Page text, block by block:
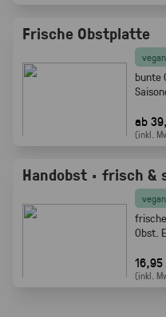
Frische Obstplatte
vegan
bunte
ab
(inkl.
Handobst · frisch &
vegan
Obst.
(inkl.